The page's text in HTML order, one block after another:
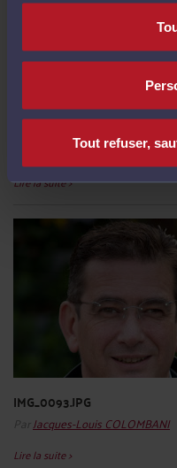
Tout refuser,
Jacques-Louis COLOMBANI
Lire la suite >
IMG_0093.JPG
Par Jacques-Louis COLOMBANI
Lire la suite >